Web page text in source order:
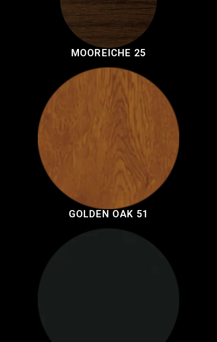
MOOREICHE 25
GOLDEN OAK 51